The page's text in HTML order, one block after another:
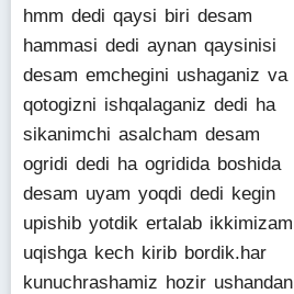
hmm dedi qaysi biri desam
hammasi dedi aynan qaysinisi
desam emchegini ushaganiz va
qotogizni ishqalaganiz dedi ha
sikanimchi asalcham desam
ogridi dedi ha ogridida boshida
desam uyam yoqdi dedi kegin
upishib yotdik ertalab ikkimizam
uqishga kech kirib bordik.har
kunuchrashamiz hozir ushandan